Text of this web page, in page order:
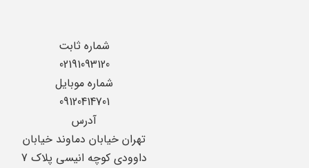
شماره ثابت
02191093120
شماره موبایل
09120414701
آدرس
تهران خیابان دماوند خیابان
داوودی کوچه انیسی پلاک 7